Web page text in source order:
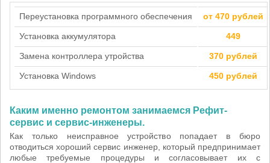
Переустановка программного обеспечения от 470 рублей
Установка аккумулятора 449
Замена контроллера утройства 370 рублей
Установка Windows 450 рублей
Каким именно ремонтом занимаемся Рефит-
сервис и сервис-инженеры.
Как только неисправное устройство попадает в бюро
отводиться хороший сервис инженер, который предпринимает
любые требуемые процедуры и согласовывает их с